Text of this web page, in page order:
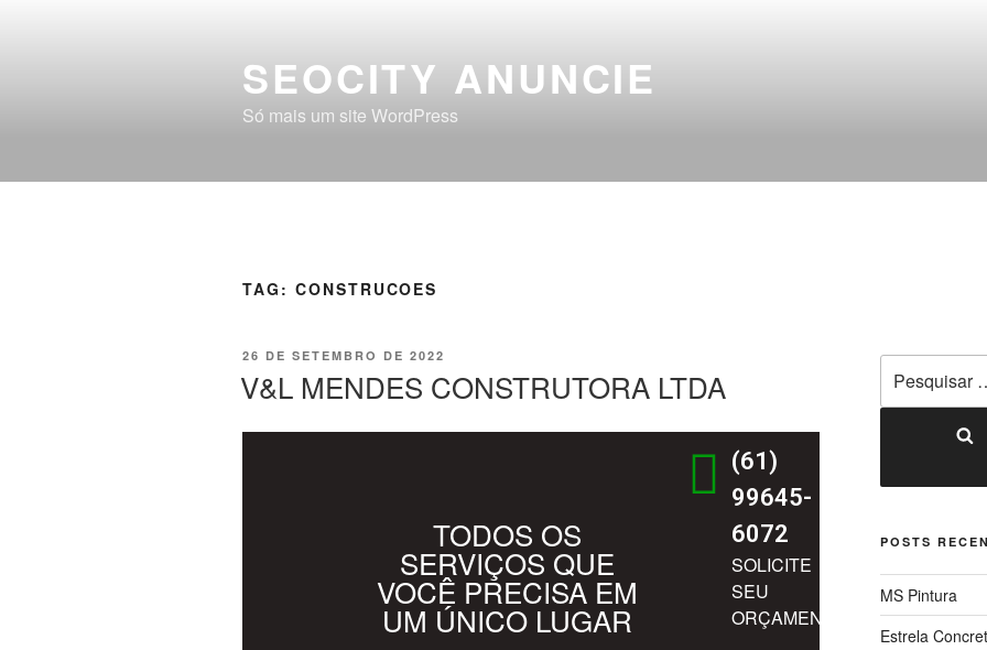
SEOCITY ANUNCIE
Só mais um site WordPress
TAG: CONSTRUCOES
26 DE SETEMBRO DE 2022
V&L MENDES CONSTRUTORA LTDA
TODOS OS
SERVIÇOS QUE
VOCÊ PRECISA EM
UM ÚNICO LUGAR
(61)
99645-
6072
SOLICITE
SEU
ORÇAMENTO
POSTS
MS Pintura
Estrela